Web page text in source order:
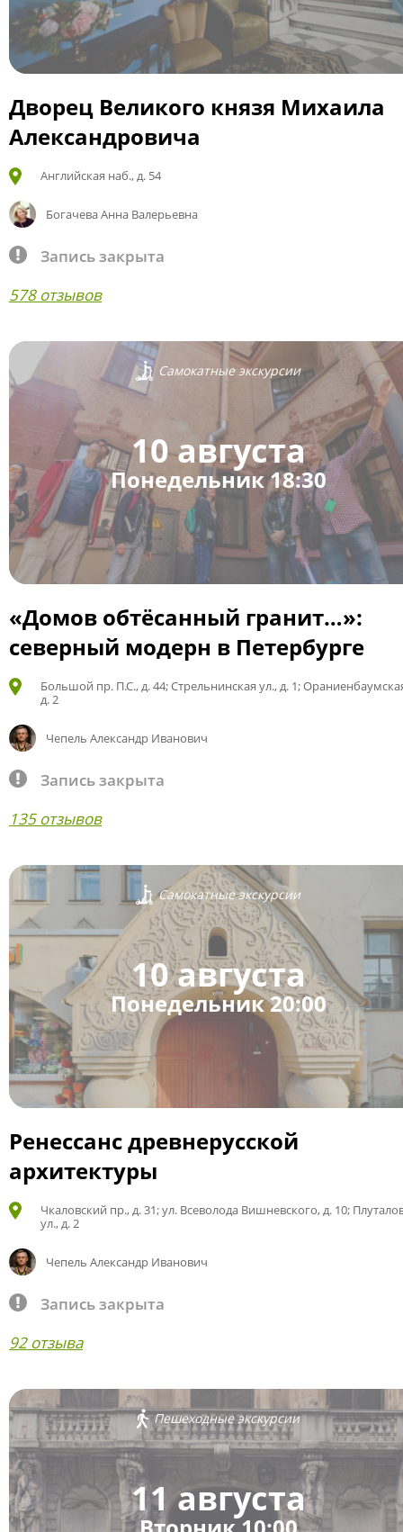
Дворец Великого князя Михаила
Александровича
Английская наб., д. 54
Богачева Анна Валерьевна
Запись закрыта
578 отзывов
Самокатные экскурсии
10 августа
Понедельник 18:30
«Домов обтёсанный гранит…»:
северный модерн в Петербурге
Большой пр. П.С., д. 44; Стрельнинская ул., д. 1;
д. 2
Чепель Александр Иванович
Запись закрыта
135 отзывов
Самокатные экскурсии
10 августа
Понедельник 20:00
Ренессанс древнерусской
архитектуры
Чкаловский пр., д. 31; ул. Всеволода Вишневского, д. 10;
ул., д. 2
Чепель Александр Иванович
Запись закрыта
92 отзыва
Пешеходные экскурсии
11 августа